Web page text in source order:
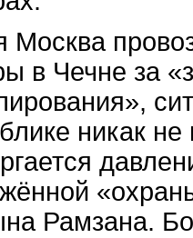
Москва
в Чечне за
никак
Рамзана.